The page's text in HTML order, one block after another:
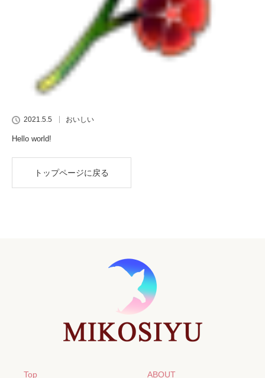
2021.5.5 おいしい
Hello world!
トップページに戻る
Top ABOUT